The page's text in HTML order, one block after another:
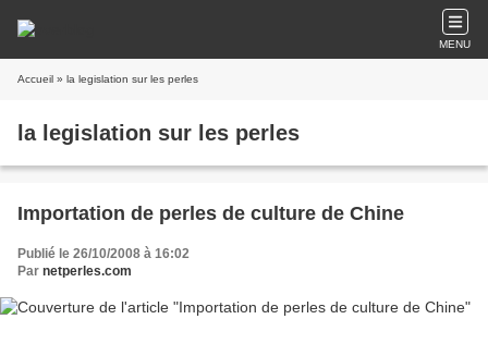
MENU
Accueil » la legislation sur les perles
la legislation sur les perles
Importation de perles de culture de Chine
Publié le 26/10/2008 à 16:02
Par netperles.com